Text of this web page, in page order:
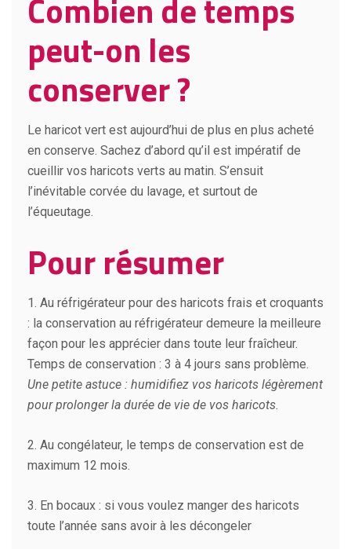
Combien de temps
peut-on les
conserver ?
Le haricot vert est aujourd’hui de plus en plus acheté
en conserve. Sachez d’abord qu’il est impératif de
cueillir vos haricots verts au matin. S’ensuit
l’inévitable corvée du lavage, et surtout de
l’équeutage.
Pour résumer
1. Au réfrigérateur pour des haricots frais et croquants
: la conservation au réfrigérateur demeure la meilleure
façon pour les apprécier dans toute leur fraîcheur.
Temps de conservation : 3 à 4 jours sans problème.
Une petite astuce : humidifiez vos haricots légèrement
pour prolonger la durée de vie de vos haricots.
2. Au congélateur, le temps de conservation est de
maximum 12 mois.
3. En bocaux : si vous voulez manger des haricots
toute l’année sans avoir à les décongeler